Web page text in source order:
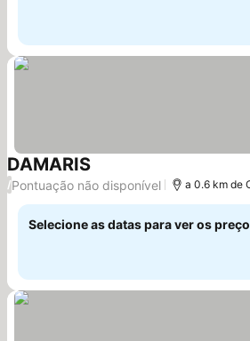
DAMARIS
/Pontuação não disponível a 0.6 km de
Selecione as datas para ver os